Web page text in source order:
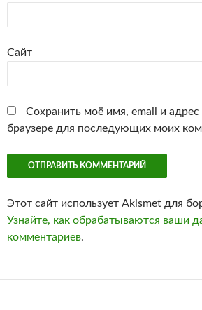
Сайт
Сохранить моё имя, email и адрес
браузере для последующих моих
Этот сайт использует Akismet для
Узнайте, как обрабатываются ваши
комментариев.